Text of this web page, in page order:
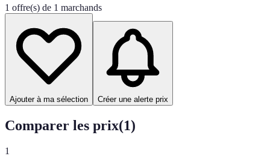
1 offre(s) de 1 marchands
Ajouter à ma sélection Créer une alerte prix
Comparer les prix(1)
1